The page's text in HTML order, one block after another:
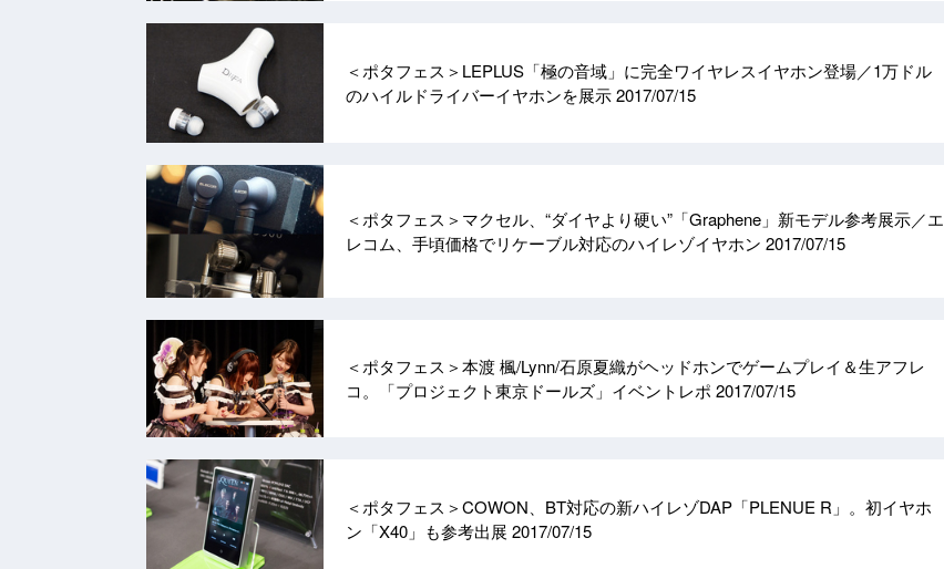
＜ポタフェス＞LEPLUS「極の音域」に完全ワイヤレスイヤホン登場／1万ドル
のハイルドライバーイヤホンを展示2017/07/15
＜ポタフェス＞マクセル、“ダイヤより硬い”「Graphene」新モデル参考展示／エ
レコム、手頃価格でリケーブル対応のハイレゾイヤホン 2017/07/15
＜ポタフェス＞本渡 楓/Lynn/石原夏織がヘッドホンでゲームプレイ＆生アフレ
コ。「プロジェクト東京ドールズ」イベントレポ 2017/07/15
＜ポタフェス＞COWON、BT対応の新ハイレゾDAP「PLENUE R」。初イヤホ
ン「X40」も参考出展 2017/07/15